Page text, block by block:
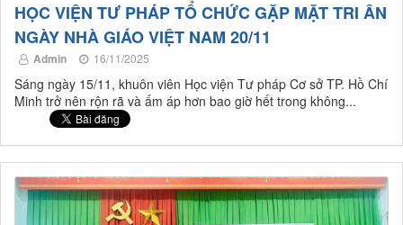
HỌC VIỆN TƯ PHÁP TỔ CHỨC GẶP MẶT TRI ÂN
NGÀY NHÀ GIÁO VIỆT NAM 20/11
Admin 16/11/2025
Sáng ngày 15/11, khuôn viên Học viện Tư pháp Cơ sở TP. Hồ Chí
Minh trở nên rộn rã và ấm áp hơn bao giờ hết trong không...